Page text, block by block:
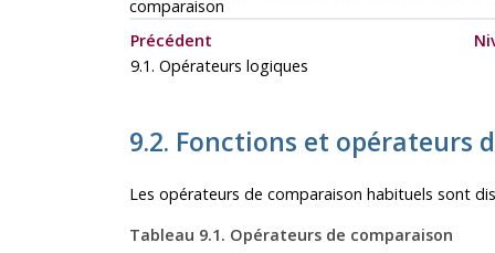
comparaison
Précédent
9.1. Opérateurs logiques
9.2. Fonctions et opérateurs
Les opérateurs de comparaison habituels sont
Tableau 9.1. Opérateurs de comparaison